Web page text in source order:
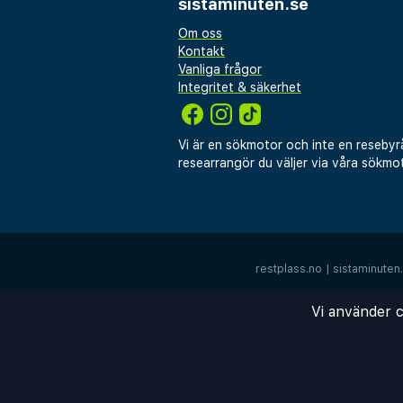
sistaminuten.se
Om oss
Kontakt
Vanliga frågor
Integritet & säkerhet
Vi är en sökmotor och inte en
researrangör du väljer via våra
restplass.no
Vi använder